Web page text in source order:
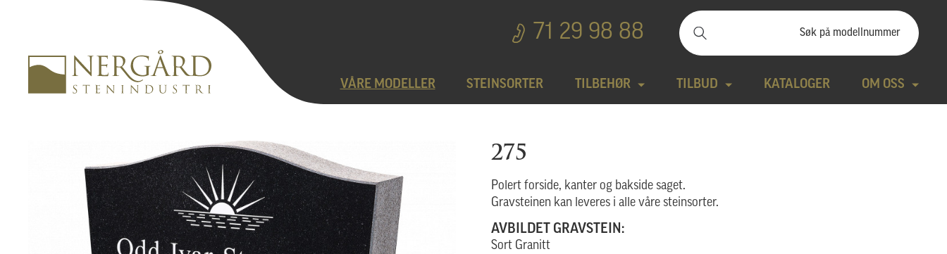
71 29 98 88
VÅRE MODELLER STEINSORTER TILBEHØR TILBUD
Bronse
KATALOGER OM OSS
275
Polert forside, kanter og bakside saget.
Gravsteinen kan leveres i alle våre steinsorter.
AVBILDET GRAVSTEIN:
Sort Granitt